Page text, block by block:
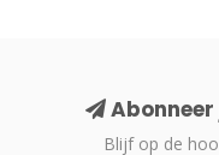
Abonneer
Blijf op de